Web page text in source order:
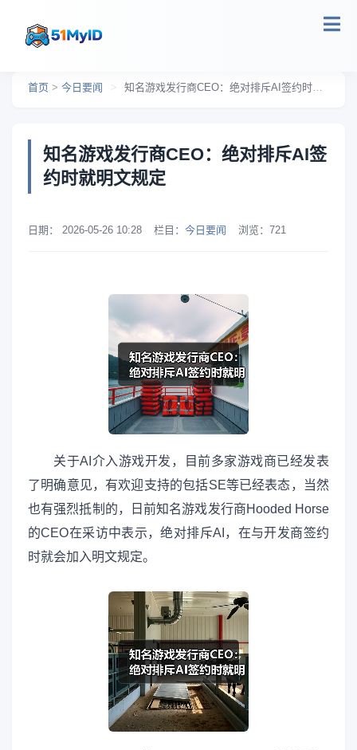
首页 > 今日要闻 > 知名游戏发行商CEO：绝对排斥AI签约时就明文规定
知名游戏发行商CEO：绝对排斥AI签
约时就明文规定
日期： 2026-05-26 10:28 栏目： 今日要闻 浏览： 721
关于AI介入游戏开发，目前多家游戏商已经发表
了明确意见，有欢迎支持的包括SE等已经表态，当然
也有强烈抵制的，日前知名游戏发行商Hooded Horse
的CEO在采访中表示，绝对排斥AI，在与开发商签约
时就会加入明文规定。